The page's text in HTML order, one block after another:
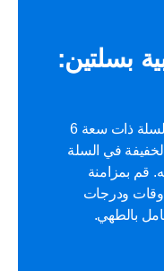
بسلتين:
يمكن طهي الوجبات الرئيسية في السلة ذات سعة 6
في السلة
قم بمزامنة
ودرجات
بالطهي.